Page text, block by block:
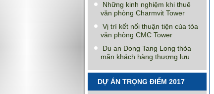
Những kinh nghiệm khi thuê
văn phòng Charmvit Tower
Vị trí kết nối thuận tiện của tòa
văn phòng CMC Tower
Du an Dong Tang Long thỏa
mãn khách hàng thượng lưu
DỰ ÁN TRỌNG ĐIỂM 2017